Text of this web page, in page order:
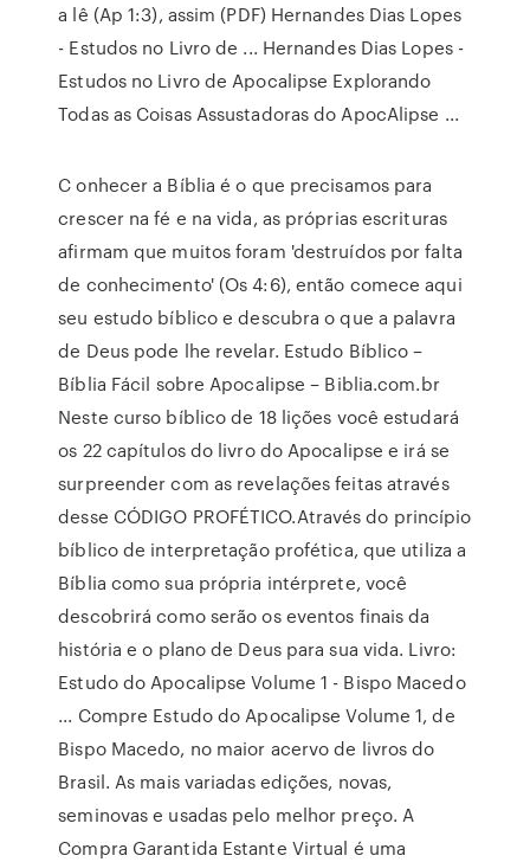
a lê (Ap 1:3), assim (PDF) Hernandes Dias Lopes
- Estudos no Livro de ... Hernandes Dias Lopes -
Estudos no Livro de Apocalipse Explorando
Todas as Coisas Assustadoras do ApocAlipse ...
C onhecer a Bíblia é o que precisamos para
crescer na fé e na vida, as próprias escrituras
afirmam que muitos foram 'destruídos por falta
de conhecimento' (Os 4:6), então comece aqui
seu estudo bíblico e descubra o que a palavra
de Deus pode lhe revelar. Estudo Bíblico –
Bíblia Fácil sobre Apocalipse – Biblia.com.br
Neste curso bíblico de 18 lições você estudará
os 22 capítulos do livro do Apocalipse e irá se
surpreender com as revelações feitas através
desse CÓDIGO PROFÉTICO.Através do princípio
bíblico de interpretação profética, que utiliza a
Bíblia como sua própria intérprete, você
descobrirá como serão os eventos finais da
história e o plano de Deus para sua vida. Livro:
Estudo do Apocalipse Volume 1 - Bispo Macedo
... Compre Estudo do Apocalipse Volume 1, de
Bispo Macedo, no maior acervo de livros do
Brasil. As mais variadas edições, novas,
seminovas e usadas pelo melhor preço. A
Compra Garantida Estante Virtual é uma